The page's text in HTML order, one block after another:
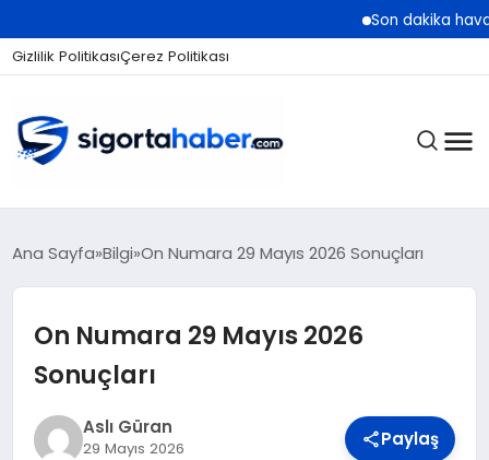
Son dakika hava
Gizlilik PolitikasıÇerez Politikası
SIGORTA
BES / HAYAT
EKONOMI
Ana Sayfa Bilgi On Numara 29 Mayıs 2026 Sonuçları
On Numara 29 Mayıs 2026
Sonuçları
Aslı Güran
29 Mayıs 2026 Paylaş